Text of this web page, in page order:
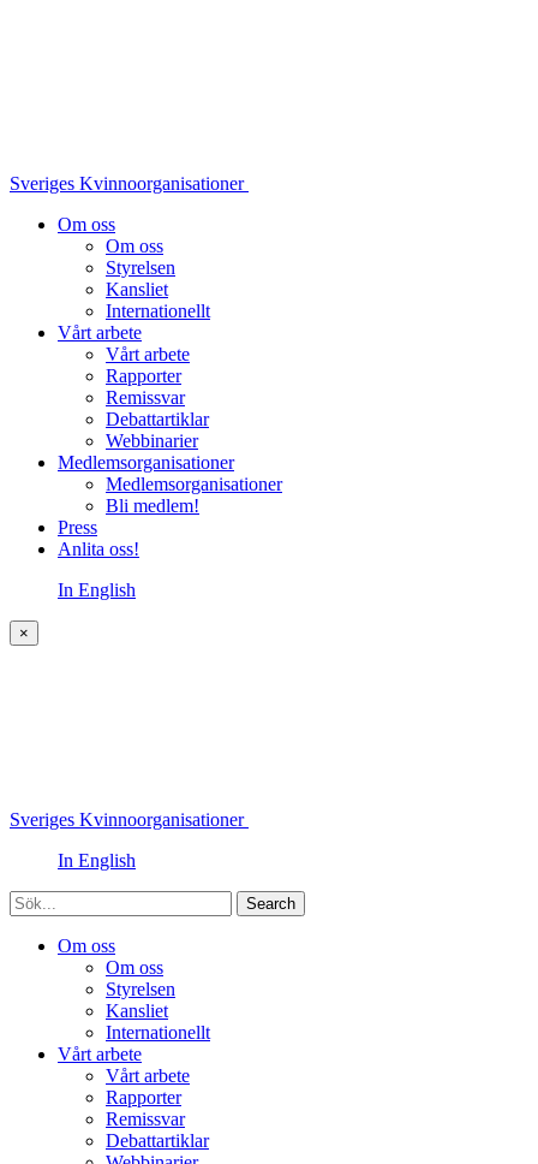
Sveriges Kvinnoorganisationer
Om oss
Om oss
Styrelsen
Kansliet
Internationellt
Vårt arbete
Vårt arbete
Rapporter
Remissvar
Debattartiklar
Webbinarier
Medlemsorganisationer
Medlemsorganisationer
Bli medlem!
Press
Anlita oss!
In English
×
Sveriges Kvinnoorganisationer
In English
Sök
Om oss
Om oss
Styrelsen
Kansliet
Internationellt
Vårt arbete
Vårt arbete
Rapporter
Remissvar
Debattartiklar